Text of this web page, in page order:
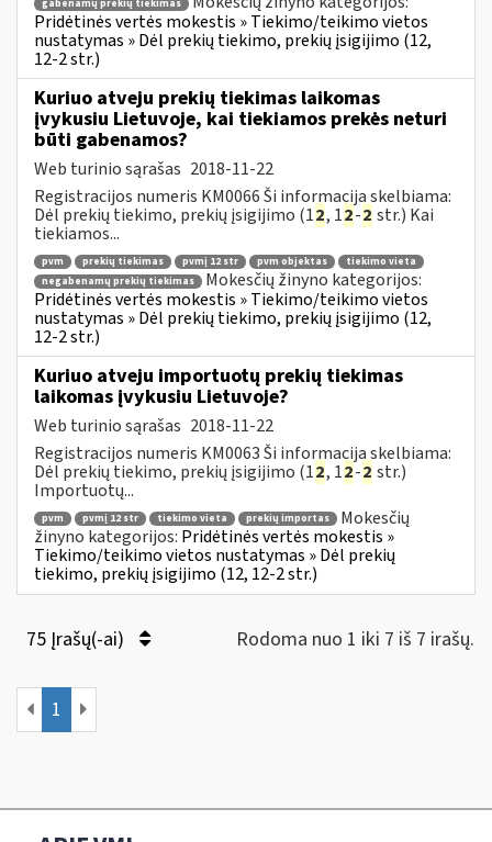
gabenamų prekių tiekimas
Pridėtinės vertės mokestis » Tiekimo/teikimo vietos
nustatymas » Dėl prekių tiekimo, prekių įsigijimo (12,
12-2 str.)
Kuriuo atveju prekių tiekimas laikomas
įvykusiu Lietuvoje, kai tiekiamos prekės neturi
būti gabenamos?
Web turinio sąrašas 2018-11-22
Registracijos numeris KM0066 Ši informacija skelbiama:
Dėl prekių tiekimo, prekių įsigijimo (12, 12-2 str.) Kai
tiekiamos...
pvm prekių tiekimas pvmį 12 str pvm objektas
tiekimo vieta
negabenamų prekių tiekimas
Mokesčių žinyno kategorijos:
Pridėtinės vertės mokestis » Tiekimo/teikimo vietos
nustatymas » Dėl prekių tiekimo, prekių įsigijimo (12,
12-2 str.)
Kuriuo atveju importuotų prekių tiekimas
laikomas įvykusiu Lietuvoje?
Web turinio sąrašas 2018-11-22
Registracijos numeris KM0063 Ši informacija skelbiama:
Dėl prekių tiekimo, prekių įsigijimo (12, 12-2 str.)
Importuotų...
pvm pvmį 12 str tiekimo vieta prekių importas
Mokesčių
žinyno kategorijos: Pridėtinės vertės mokestis »
Tiekimo/teikimo vietos nustatymas » Dėl prekių
tiekimo, prekių įsigijimo (12, 12-2 str.)
75 Įrašų(-ai) Rodoma nuo 1 iki 7 iš 7 irašų.
1